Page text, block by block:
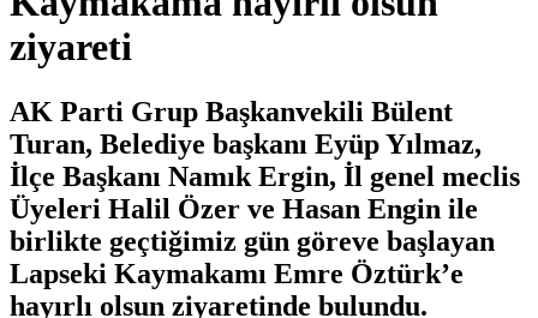
ziyareti
AK Parti Grup Başkanvekili Bülent
Turan, Belediye başkanı Eyüp Yılmaz,
İlçe Başkanı Namık Ergin, İl genel meclis
Üyeleri Halil Özer ve Hasan Engin ile
birlikte geçtiğimiz gün göreve başlayan
Lapseki Kaymakamı Emre Öztürk’e
hayırlı olsun ziyaretinde bulundu.